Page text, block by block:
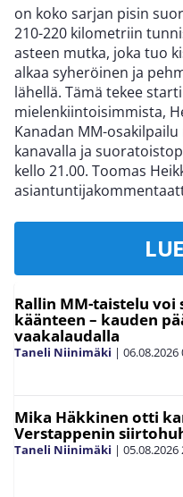
on koko sarjan pisin
210-220 kilometriin
asteen mutka, joka tuo
alkaa syheröinen ja
lähellä. Tämä tekee
mielenkiintoisimmista,
Kanadan MM-
kanavalla ja
kello 21.00. Toomas
Rallin MM-taistelu voi
käänteen – kauden
vaakalaudalla
Taneli Niinimäki | 06.08.2026
Mika Häkkinen otti
Verstappenin
Taneli Niinimäki | 05.08.2026